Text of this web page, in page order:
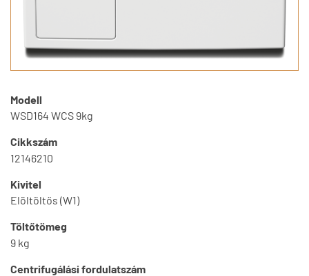
Modell
WSD164 WCS 9kg
Cikkszám
12146210
Kivitel
Elöltöltős (W1)
Töltőtömeg
9 kg
Centrifugálási fordulatszám